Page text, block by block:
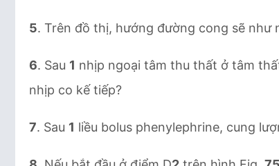
5. Trên đồ thị, hướng đường cong sẽ
6. Sau 1 nhịp ngoại tâm thu thất ở tâm
nhịp co kế tiếp?
7. Sau 1 liều bolus phenylephrine, cung